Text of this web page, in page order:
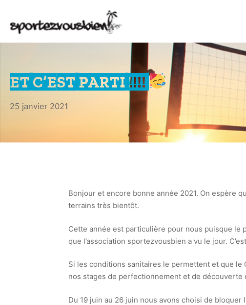
contenu
SportezVousBien !
ET C’EST PARTI !!!!
25 janvier 2021
Bonjour et encore bonne année 2021. On espère
terrains très bientôt.
Cette année est particulière pour nous puisque le
que l’association sportezvousbien a vu le jour.
Si les conditions sanitaires le permettent et que
nos stages de perfectionnement et de découverte
Du 19 juin au 26 juin nous avons choisi de